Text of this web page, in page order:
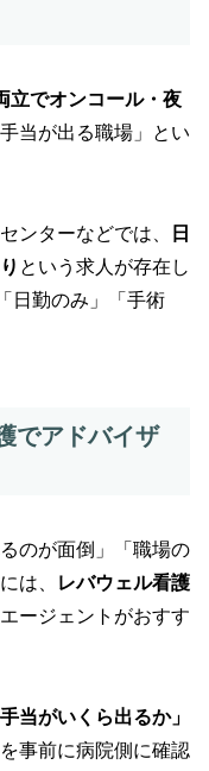
立でオンコール・夜
当が出る職場」とい
ンターなどでは、
日
という求人が存在し
日勤のみ」「手術
でアドバイザ
のが面倒」「職場の
は、
レバウェル看護
ージェントがおすす
当がいくら出るか」
を事前に病院側に確認